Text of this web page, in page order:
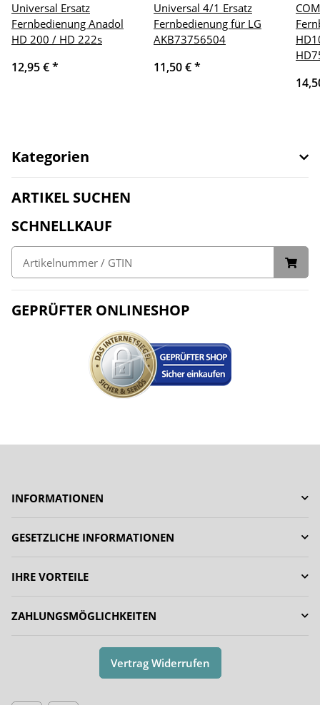
Universal Ersatz
Fernbedienung Anadol
HD 200 / HD 222s
12,95 €*
Universal 4/1 Ersatz
Fernbedienung für LG
AKB73756504
11,50 €*
Kategorien
ARTIKEL SUCHEN
SCHNELLKAUF
GEPRÜFTER ONLINESHOP
INFORMATIONEN
GESETZLICHE INFORMATIONEN
IHRE VORTEILE
ZAHLUNGSMÖGLICHKEITEN
Vertrag Widerrufen